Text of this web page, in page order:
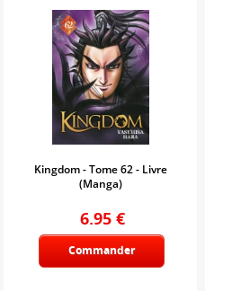
Kingdom - Tome 62 - Livre
(Manga)
6.95 €
Commander